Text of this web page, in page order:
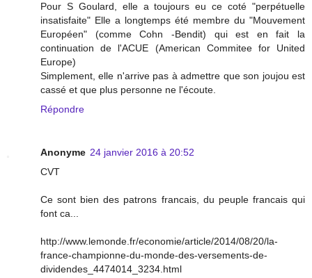
Pour S Goulard, elle a toujours eu ce coté "perpétuelle
insatisfaite" Elle a longtemps été membre du "Mouvement
Européen" (comme Cohn -Bendit) qui est en fait la
continuation de l'ACUE (American Commitee for United
Europe)
Simplement, elle n'arrive pas à admettre que son joujou est
cassé et que plus personne ne l'écoute.
Répondre
Anonyme 24 janvier 2016 à 20:52
CVT
Ce sont bien des patrons francais, du peuple francais qui
font ca...
http://www.lemonde.fr/economie/article/2014/08/20/la-
france-championne-du-monde-des-versements-de-
dividendes_4474014_3234.html